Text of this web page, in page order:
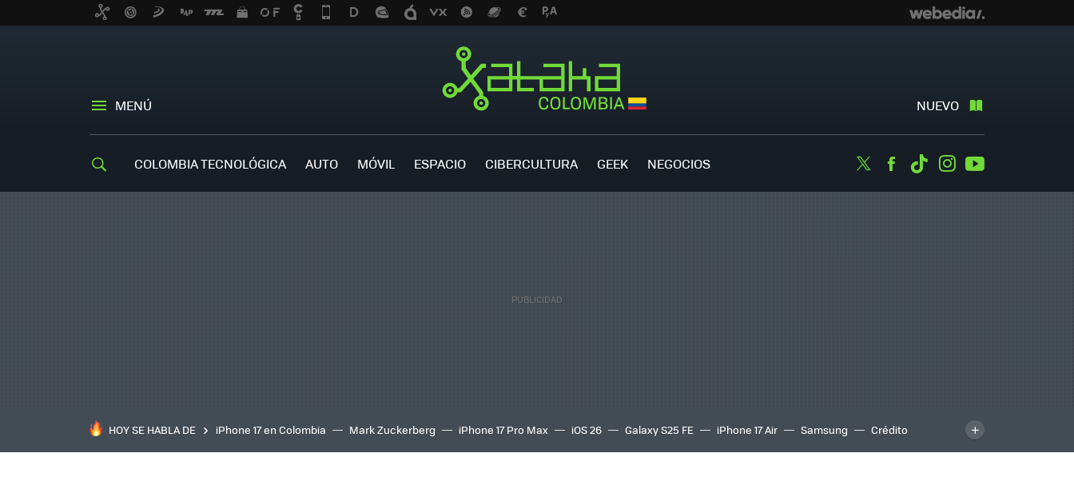
MENÚ NUEVO
COLOMBIA TECNOLÓGICA AUTO MÓVIL ESPACIO CIBERCULTURA GEEK NEGOCIOS TwitterFacebook
TiktokInstagram
HOY SE HABLA DE iPhone 17 en Colombia Mark Zuckerberg iPhone 17 Pro Max iOS 26 Galaxy S25 FE iPhone 17 Air Samsung
Crédito
inteligente
IA TCL C8K